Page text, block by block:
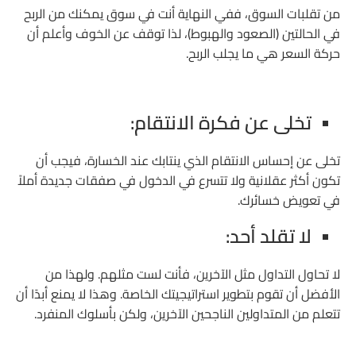
من تقلبات السوق، ففي النهاية أنت في سوق يمكنك من الربح
في الحالتين (الصعود والهبوط)، لذا توقف عن الخوف وأعلم أن
حركة السعر هي ما يجلب الربح.
تخلى عن فكرة الانتقام:
تخلى عن إحساس الانتقام الذي ينتابك عند الخسارة، فيجب أن
تكون أكثر عقلانية ولا تتسرع في الدخول في صفقات جديدة أملاً
في تعويض خسائرك.
لا تقلد أحد:
لا تحاول التداول مثل الآخرين، فأنت لست مثلهم. ولهذا من
الأفضل أن تقوم بتطوير استراتيجيتك الخاصة. وهذا لا يمنع أبدًا أن
تتعلم من المتداولين الناجحين الآخرين، ولكن بأسلوك المنفرد.